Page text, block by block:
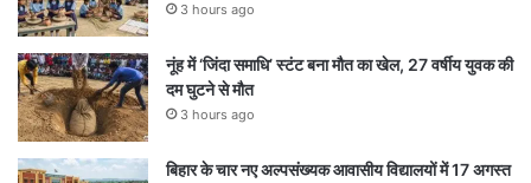
3 hours ago
नूंह में ‘जिंदा समाधि’ स्टंट बना मौत का खेल, 27 वर्षीय युवक की
दम घुटने से मौत
3 hours ago
बिहार के चार नए अल्पसंख्यक आवासीय विद्यालयों में 17 अगस्त